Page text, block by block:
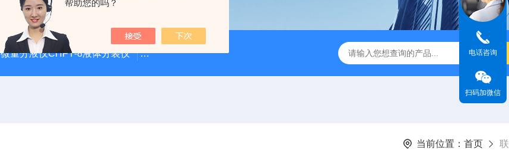
帮助您的吗？
微量分液仪CHFY-8液体分装仪 全自动放射性水样蒸发浓缩赶酸仪ZDGS-8 厌氧手套箱YQX-I半自动厌氧培养箱
当前位置： 首页
电话咨询
扫码加微信